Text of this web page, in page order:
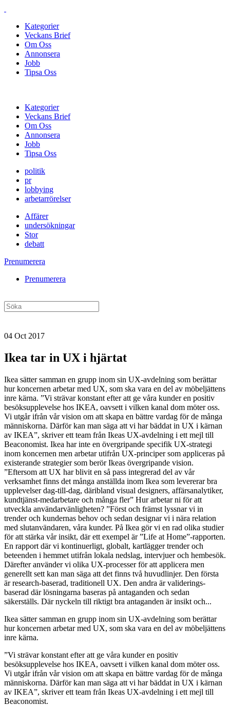
Kategorier
Veckans Brief
Om Oss
Annonsera
Jobb
Tipsa Oss
Kategorier
Veckans Brief
Om Oss
Annonsera
Jobb
Tipsa Oss
politik
pr
lobbying
arbetarrörelser
Affärer
undersökningar
Stor
debatt
Prenumerera
Prenumerera
04 Oct 2017
Ikea tar in UX i hjärtat
Ikea sätter samman en grupp inom sin UX-avdelning som berättar
hur koncernen arbetar med UX, som ska vara en del av möbeljättens
inre kärna. ”Vi strävar konstant efter att ge våra kunder en positiv
besöksupplevelse hos IKEA, oavsett i vilken kanal dom möter oss.
Vi utgår ifrån vår vision om att skapa en bättre vardag för de många
människorna. Därför kan man säga att vi har bäddat in UX i kärnan
av IKEA”, skriver ett team från Ikeas UX-avdelning i ett mejl till
Beaconomist. Ikea har inte en övergripande specifik UX-strategi
inom koncernen men arbetar utifrån UX-principer som appliceras på
existerande strategier som berör Ikeas övergripande vision.
”Eftersom att UX har blivit en så pass integrerad del av vår
verksamhet finns det många anställda inom Ikea som levererar bra
upplevelser dag-till-dag, däribland visual designers, affärsanalytiker,
kundtjänst-medarbetare och många fler” Hur arbetar ni för att
utveckla användarvänligheten? ”Först och främst lyssnar vi in
trender och kundernas behov och sedan designar vi i nära relation
med slutanvändaren, våra kunder. På Ikea gör vi en rad olika studier
för att stärka vår insikt, där ett exempel är ”Life at Home”-rapporten.
En rapport där vi kontinuerligt, globalt, kartlägger trender och
beteenden i hemmet utifrån lokala nedslag, intervjuer och hembesök.
Därefter använder vi olika UX-processer för att applicera men
generellt sett kan man säga att det finns två huvudlinjer. Den första
är research-baserad, traditionell UX. Den andra är validerings-
baserad där lösningarna baseras på antaganden och sedan
säkerställs. Där nyckeln till riktigt bra antaganden är insikt och...
Ikea sätter samman en grupp inom sin UX-avdelning som berättar
hur koncernen arbetar med UX, som ska vara en del av möbeljättens
inre kärna.
”Vi strävar konstant efter att ge våra kunder en positiv
besöksupplevelse hos IKEA, oavsett i vilken kanal dom möter oss.
Vi utgår ifrån vår vision om att skapa en bättre vardag för de många
människorna. Därför kan man säga att vi har bäddat in UX i kärnan
av IKEA”, skriver ett team från Ikeas UX-avdelning i ett mejl till
Beaconomist.